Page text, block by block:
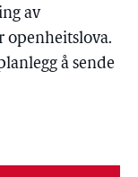
av
openheitslova.
å sende